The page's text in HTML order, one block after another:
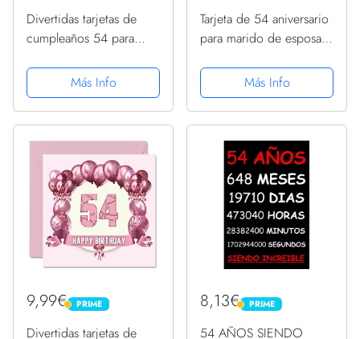
Divertidas tarjetas de
cumpleaños 54 para
cumpleaños, tarjeta de
cumpleaños para papá,
primo, tía, niñera,
145...
Más Info
Tarjeta de 54 aniversario
para marido de esposa
1968 – Regalos con
texto en inglés I Love
You, tarjetas de
Más Info
9,99€ PRIME
PRIME
Divertidas tarjetas de
8,13€ PRIME
PRIME
54 AÑOS SIENDO